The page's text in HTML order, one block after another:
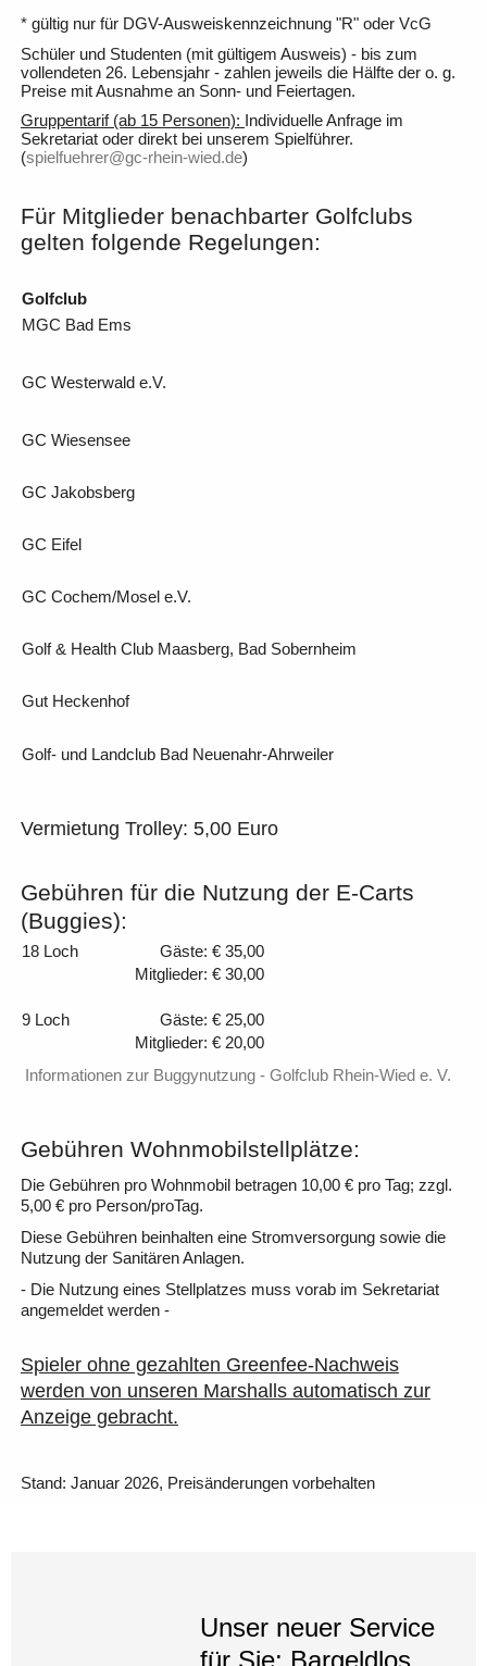
* gültig nur für DGV-Ausweiskennzeichnung "R" oder VcG
Schüler und Studenten (mit gültigem Ausweis) - bis zum
vollendeten 26. Lebensjahr - zahlen jeweils die Hälfte der o. g.
Preise mit Ausnahme an Sonn- und Feiertagen.
Gruppentarif (ab 15 Personen): Individuelle Anfrage im
Sekretariat oder direkt bei unserem Spielführer.
(spielfuehrer@gc-rhein-wied.de)
Für Mitglieder benachbarter Golfclubs
gelten folgende Regelungen:
Golfclub
MGC Bad Ems
GC Westerwald e.V.
GC Wiesensee
GC Jakobsberg
GC Eifel
GC Cochem/Mosel e.V.
Golf & Health Club Maasberg, Bad Sobernheim
Gut Heckenhof
Golf- und Landclub Bad Neuenahr-Ahrweiler
Vermietung Trolley: 5,00 Euro
Gebühren für die Nutzung der E-Carts
(Buggies):
18 Loch
Gäste: € 35,00
Mitglieder: € 30,00
9 Loch
Gäste: € 25,00
Mitglieder: € 20,00
Informationen zur Buggynutzung - Golfclub Rhein-Wied e. V.
Gebühren Wohnmobilstellplätze:
Die Gebühren pro Wohnmobil betragen 10,00 € pro Tag; zzgl.
5,00 € pro Person/proTag.
Diese Gebühren beinhalten eine Stromversorgung sowie die
Nutzung der Sanitären Anlagen.
- Die Nutzung eines Stellplatzes muss vorab im Sekretariat
angemeldet werden -
Spieler ohne gezahlten Greenfee-Nachweis
werden von unseren Marshalls automatisch zur
Anzeige gebracht.
Stand: Januar 2026, Preisänderungen vorbehalten
Unser neuer Service
für Sie: Bargeldlos